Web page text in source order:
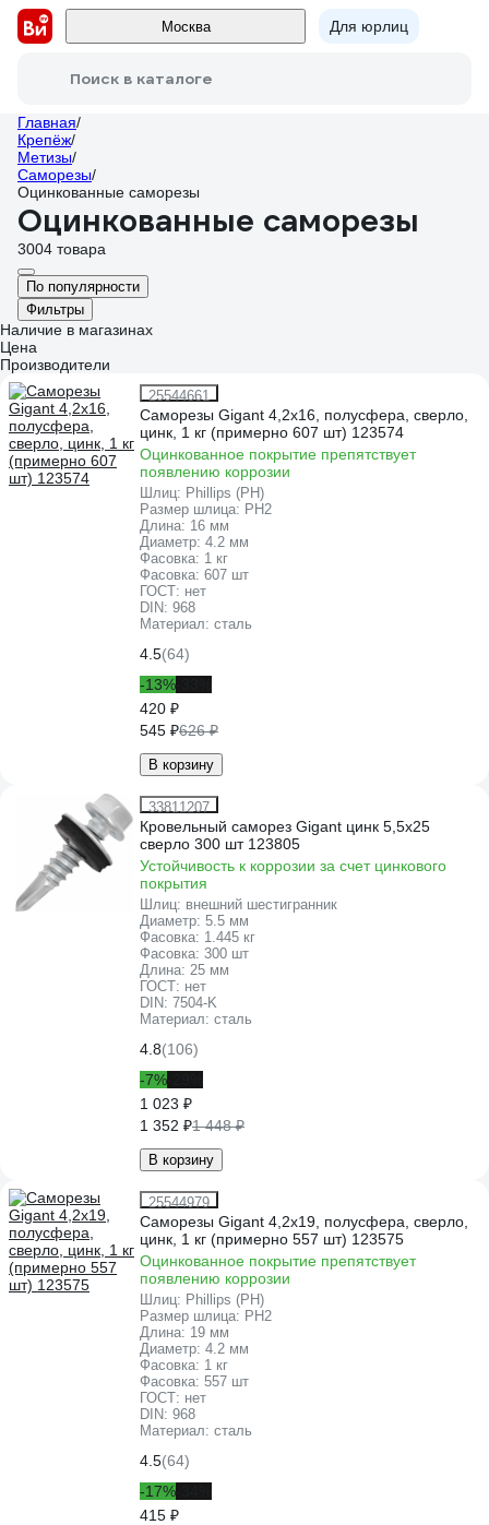
Москва Для юрлиц
Поиск в каталоге
Главная/
Крепёж/
Метизы/
Саморезы/
Оцинкованные саморезы
Оцинкованные саморезы
3004 товара
По популярности
Фильтры
Наличие в магазинах
Цена
Производители
25544661
Саморезы Gigant 4,2x16, полусфера, сверло,
цинк, 1 кг (примерно 607 шт) 123574
Оцинкованное покрытие препятствует
появлению коррозии
Шлиц: Phillips (PH)
Размер шлица: PH2
Длина: 16 мм
Диаметр: 4.2 мм
Фасовка: 1 кг
Фасовка: 607 шт
ГОСТ: нет
DIN: 968
Материал: сталь
4.5(64)
-13%
420 ₽
545 ₽626 ₽
В корзину
33811207
Кровельный саморез Gigant цинк 5,5x25
сверло 300 шт 123805
Устойчивость к коррозии за счет цинкового
покрытия
Шлиц: внешний шестигранник
Диаметр: 5.5 мм
Фасовка: 1.445 кг
Фасовка: 300 шт
Длина: 25 мм
ГОСТ: нет
DIN: 7504-K
Материал: сталь
4.8(106)
-7%
1 023 ₽
1 352 ₽1 448 ₽
В корзину
25544979
Саморезы Gigant 4,2x19, полусфера, сверло,
цинк, 1 кг (примерно 557 шт) 123575
Оцинкованное покрытие препятствует
появлению коррозии
Шлиц: Phillips (PH)
Размер шлица: PH2
Длина: 19 мм
Диаметр: 4.2 мм
Фасовка: 1 кг
Фасовка: 557 шт
ГОСТ: нет
DIN: 968
Материал: сталь
4.5(64)
-17%
415 ₽